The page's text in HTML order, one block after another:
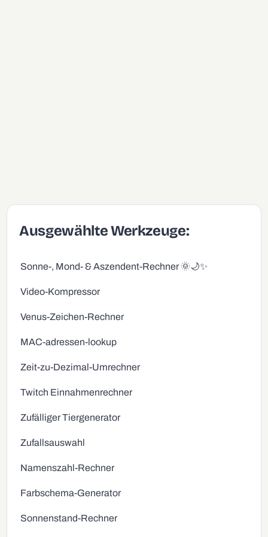
Ausgewählte Werkzeuge:
Sonne-, Mond- & Aszendent-Rechner 🌞🌙✨
Video-Kompressor
Venus-Zeichen-Rechner
MAC-adressen-lookup
Zeit-zu-Dezimal-Umrechner
Twitch Einnahmenrechner
Zufälliger Tiergenerator
Zufallsauswahl
Namenszahl-Rechner
Farbschema-Generator
Sonnenstand-Rechner